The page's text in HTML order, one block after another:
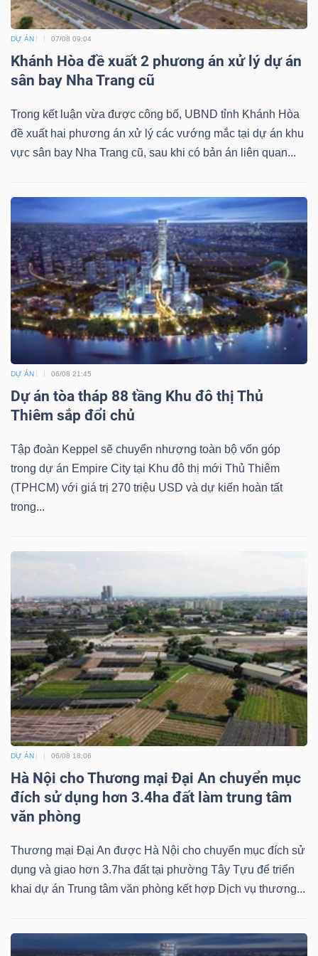
DỰ ÁN 07/08 09:04
Khánh Hòa đề xuất 2 phương án xử lý dự án
sân bay Nha Trang cũ
Trong kết luận vừa được công bố, UBND tỉnh Khánh Hòa
đề xuất hai phương án xử lý các vướng mắc tại dự án khu
vực sân bay Nha Trang cũ, sau khi có bản án liên quan...
DỰ ÁN 06/08 21:45
Dự án tòa tháp 88 tầng Khu đô thị Thủ
Thiêm sắp đổi chủ
Tập đoàn Keppel sẽ chuyển nhượng toàn bộ vốn góp
trong dự án Empire City tại Khu đô thị mới Thủ Thiêm
(TPHCM) với giá trị 270 triệu USD và dự kiến hoàn tất
trong...
DỰ ÁN 06/08 18:06
Hà Nội cho Thương mại Đại An chuyển mục
đích sử dụng hơn 3.4ha đất làm trung tâm
văn phòng
Thương mại Đại An được Hà Nội cho chuyển mục đích sử
dụng và giao hơn 3.7ha đất tại phường Tây Tựu để triển
khai dự án Trung tâm văn phòng kết hợp Dịch vụ thương...
(-)
Dịch
vụ
Sách
tài
chính
Công
cụ
đầu
tư
Truyền
chính
Dữ
liệu
tài
chính